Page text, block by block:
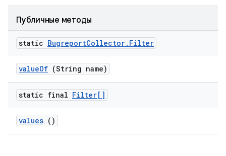
Публичные методы
static BugreportCollector. Filter
valueOf (String name)
static final Filter[]
values ()